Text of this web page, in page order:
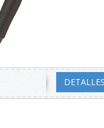
DETALLES